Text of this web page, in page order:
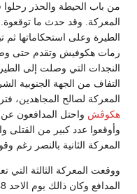
من باب الحيطة والحذر رحلوا
المعركة. وقد حدث ما توقعوة.
الطيرة وعلى استحكاماتها ثم
رمات هكوفيش وتقدم حتى
النجدات التي وصلت إلى
التفاف من الجهة الجنوبية
المعركة لصالح المجاهدين،
هكوڤش واحتل المدافعون عن
وأوقعوا عدد كبير من
المعركة الثانية بالنصر رغم
ووقعت المعركة الثالثة التي